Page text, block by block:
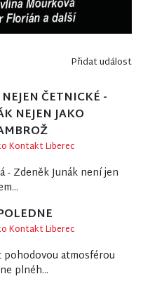
Přidat událost
ČETNICKÉ -
NEJEN JAKO
Kontakt Liberec
- Zdeněk Junák není jen
Kontakt Liberec
pohodovou atmosférou
plnéh...